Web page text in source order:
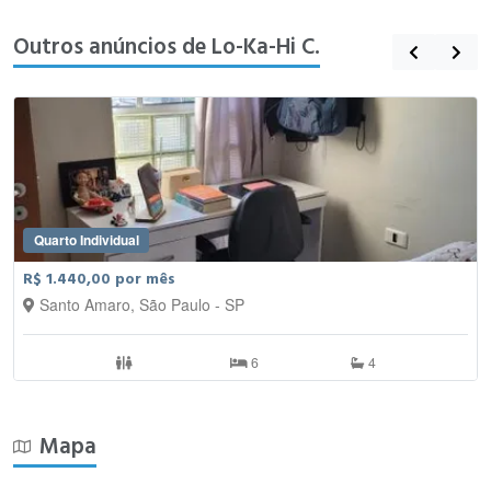
Outros anúncios de Lo-Ka-Hi C.
Quarto Individual
R$ 1.440,00 por mês
Santo Amaro, São Paulo - SP
6 4
Mapa